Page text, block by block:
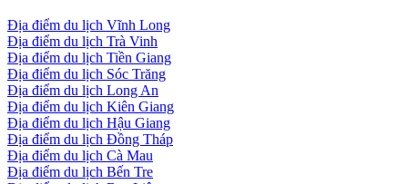
Địa điểm du lịch Vĩnh Long
Địa điểm du lịch Trà Vinh
Địa điểm du lịch Tiền Giang
Địa điểm du lịch Sóc Trăng
Địa điểm du lịch Long An
Địa điểm du lịch Kiên Giang
Địa điểm du lịch Hậu Giang
Địa điểm du lịch Đồng Tháp
Địa điểm du lịch Cà Mau
Địa điểm du lịch Bến Tre